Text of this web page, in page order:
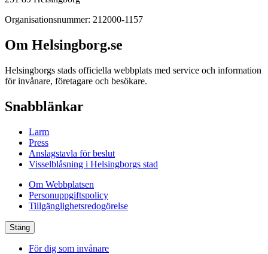
Organisationsnummer: 212000-1157
Om Helsingborg.se
Helsingborgs stads officiella webbplats med service och information
för invånare, företagare och besökare.
Snabblänkar
Larm
Press
Anslagstavla för beslut
Visselblåsning i Helsingborgs stad
Om Webbplatsen
Personuppgiftspolicy
Tillgänglighetsredogörelse
Stäng
För dig som invånare